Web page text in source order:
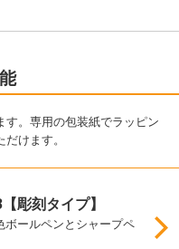
す。専用の包装紙でラッピン
けます。
彫刻タイプ】
ボールペンとシャープペ